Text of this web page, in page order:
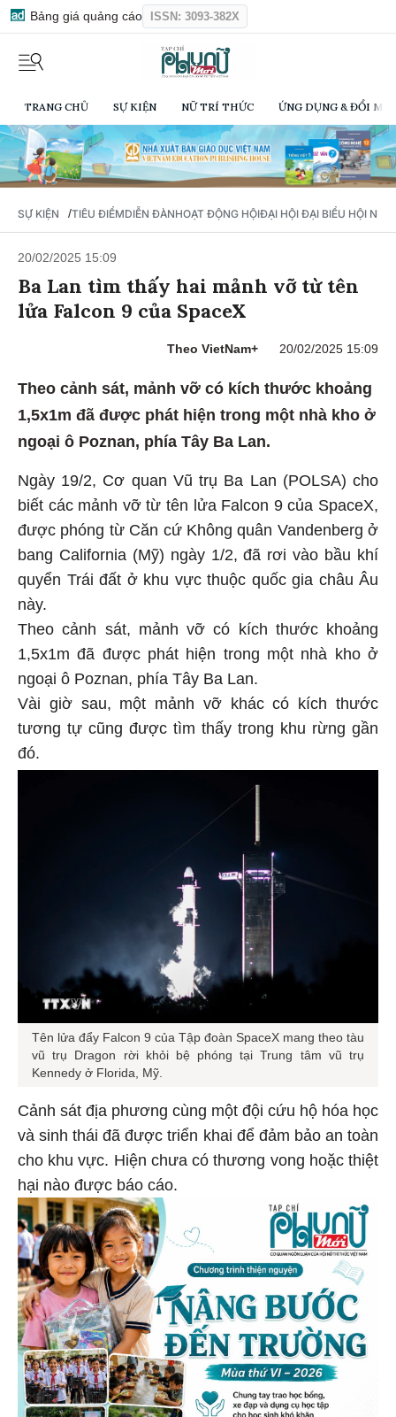
Bảng giá quảng cáo ISSN: 3093-382X
TRANG CHỦ SỰ KIỆN NỮ TRÍ THỨC ỨNG DỤNG & ĐỔI
SỰ KIỆN / TIÊU ĐIỂMDIỄN ĐÀNHOẠT ĐỘNG HỘIĐẠI HỘI ĐẠI BIỂU HỘI NỮ
20/02/2025 15:09
Ba Lan tìm thấy hai mảnh vỡ từ tên
lửa Falcon 9 của SpaceX
Theo VietNam+ 20/02/2025 15:09
Theo cảnh sát, mảnh vỡ có kích thước khoảng
1,5x1m đã được phát hiện trong một nhà kho ở
ngoại ô Poznan, phía Tây Ba Lan.
Ngày 19/2, Cơ quan Vũ trụ Ba Lan (POLSA) cho
biết các mảnh vỡ từ tên lửa Falcon 9 của SpaceX,
được phóng từ Căn cứ Không quân Vandenberg ở
bang California (Mỹ) ngày 1/2, đã rơi vào bầu khí
quyển Trái đất ở khu vực thuộc quốc gia châu Âu
này.
Theo cảnh sát, mảnh vỡ có kích thước khoảng
1,5x1m đã được phát hiện trong một nhà kho ở
ngoại ô Poznan, phía Tây Ba Lan.
Vài giờ sau, một mảnh vỡ khác có kích thước
tương tự cũng được tìm thấy trong khu rừng gần
đó.
Tên lửa đẩy Falcon 9 của Tập đoàn SpaceX mang theo tàu
vũ trụ Dragon rời khỏi bệ phóng tại Trung tâm vũ trụ
Kennedy ở Florida, Mỹ.
Cảnh sát địa phương cùng một đội cứu hộ hóa học
và sinh thái đã được triển khai để đảm bảo an toàn
cho khu vực. Hiện chưa có thương vong hoặc thiệt
hại nào được báo cáo.